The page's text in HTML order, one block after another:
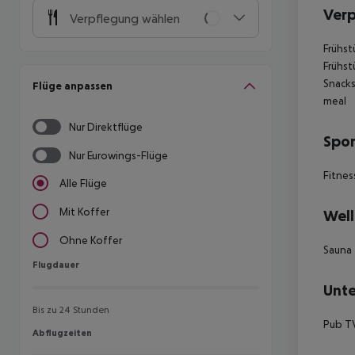
Verpflegung wählen
Flüge anpassen
Nur Direktflüge
Nur Eurowings-Flüge
Alle Flüge
Mit Koffer
Ohne Koffer
Flugdauer
Flugdauer
Bis zu 24 Stunden
Abflugzeiten
Abflugzeiten
meal
Sauna
Pub